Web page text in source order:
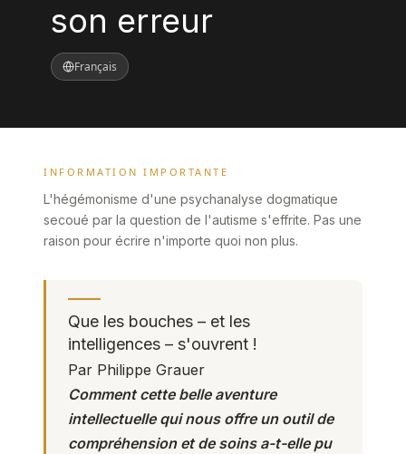
son erreur
Français
INFORMATION IMPORTANTE
L'hégémonisme d'une psychanalyse dogmatique
secoué par la question de l'autisme s'effrite. Pas une
raison pour écrire n'importe quoi non plus.
Que les bouches – et les
intelligences – s'ouvrent !
Par Philippe Grauer
Comment cette belle aventure
intellectuelle qui nous offre un outil de
compréhension et de soins a-t-elle pu